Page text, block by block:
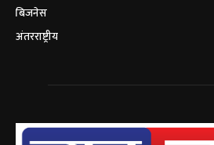
बिजनेस
अंतरराष्ट्रीय